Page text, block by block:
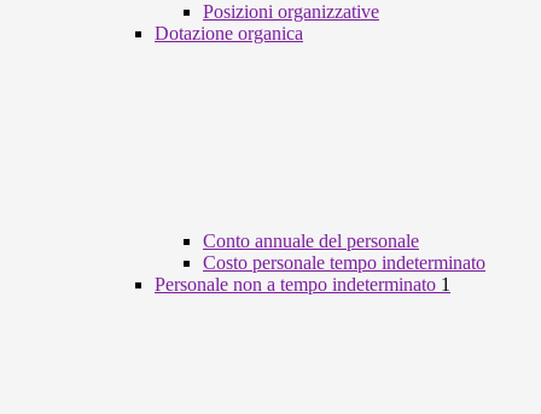
Posizioni organizzative
Dotazione organica
Conto annuale del personale
Costo personale tempo indeterminato
Personale non a tempo indeterminato 1